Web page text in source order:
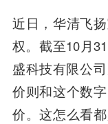
近日，华清飞
权。截至10月
盛科技有限公
价则和这个数
价。这怎么看